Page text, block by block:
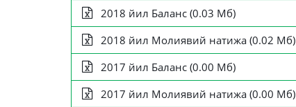
2018 йил Баланс (0.03 Мб)
2018 йил Молиявий натижа (0.02 Мб)
2017 йил Баланс (0.00 Мб)
2017 йил Молиявий натижа (0.00 Мб)